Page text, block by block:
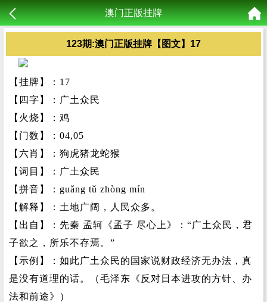
澳门正版挂牌
123期:澳门正版挂牌【图文】17
【挂牌】：17
【四字】：广土众民
【火烧】：鸡
【门数】：04,05
【六肖】：狗虎猪龙蛇猴
【词目】：广土众民
【拼音】：guǎng tǔ zhòng mín
【解释】：土地广阔，人民众多。
【出自】：先秦 孟轲《孟子 尽心上》：“广土众民，君
子欲之，所乐不存焉。”
【示例】：如此广土众民的国家说财政经济无办法，真
是没有道理的话。（毛泽东《反对日本进攻的方针、办
法和前途》）